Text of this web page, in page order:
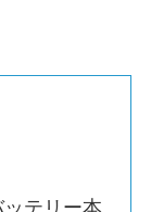
テリー本